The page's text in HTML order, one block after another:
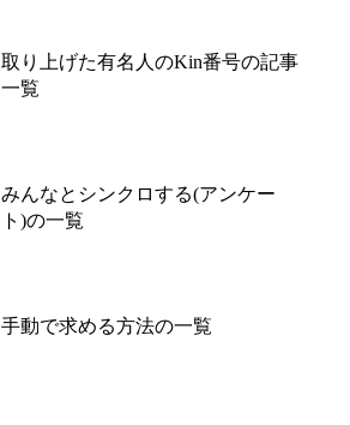
取り上げた有名人のKin番号の記事
一覧
みんなとシンクロする(アンケー
ト)の一覧
手動で求める方法の一覧